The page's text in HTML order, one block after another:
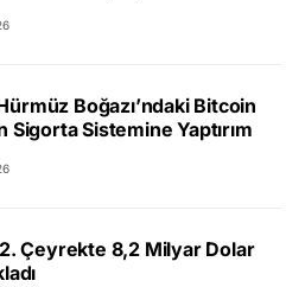
Boğazı’ndaki Bitcoin
Sigorta Sistemine Yaptırım
Çeyrekte 8,2 Milyar Dolar